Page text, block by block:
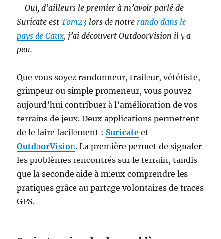
– Oui, d’ailleurs le premier à m’avoir parlé de
Suricate estTom23 lors de notre rando dans le
pays de Caux, j’ai découvert OutdoorVision il y a
peu.
Que vous soyez randonneur, traileur, vététiste,
grimpeur ou simple promeneur, vous pouvez
aujourd’hui contribuer à l’amélioration de vos
terrains de jeux. Deux applications permettent
de le faire facilement : Suricate et
OutdoorVision. La première permet de signaler
les problèmes rencontrés sur le terrain, tandis
que la seconde aide à mieux comprendre les
pratiques grâce au partage volontaires de traces
GPS.